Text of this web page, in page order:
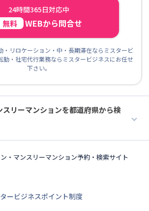
24時間365日対応中
無料 WEBから問合せ
・リロケーション・中・長期滞在ならミスタービ
・社宅代行業務ならミスタービジネスにお任せ
下さい。
スリーマンションを都道府県から検
・マンスリーマンション予約・検索サイト
ービジネスポイント制度